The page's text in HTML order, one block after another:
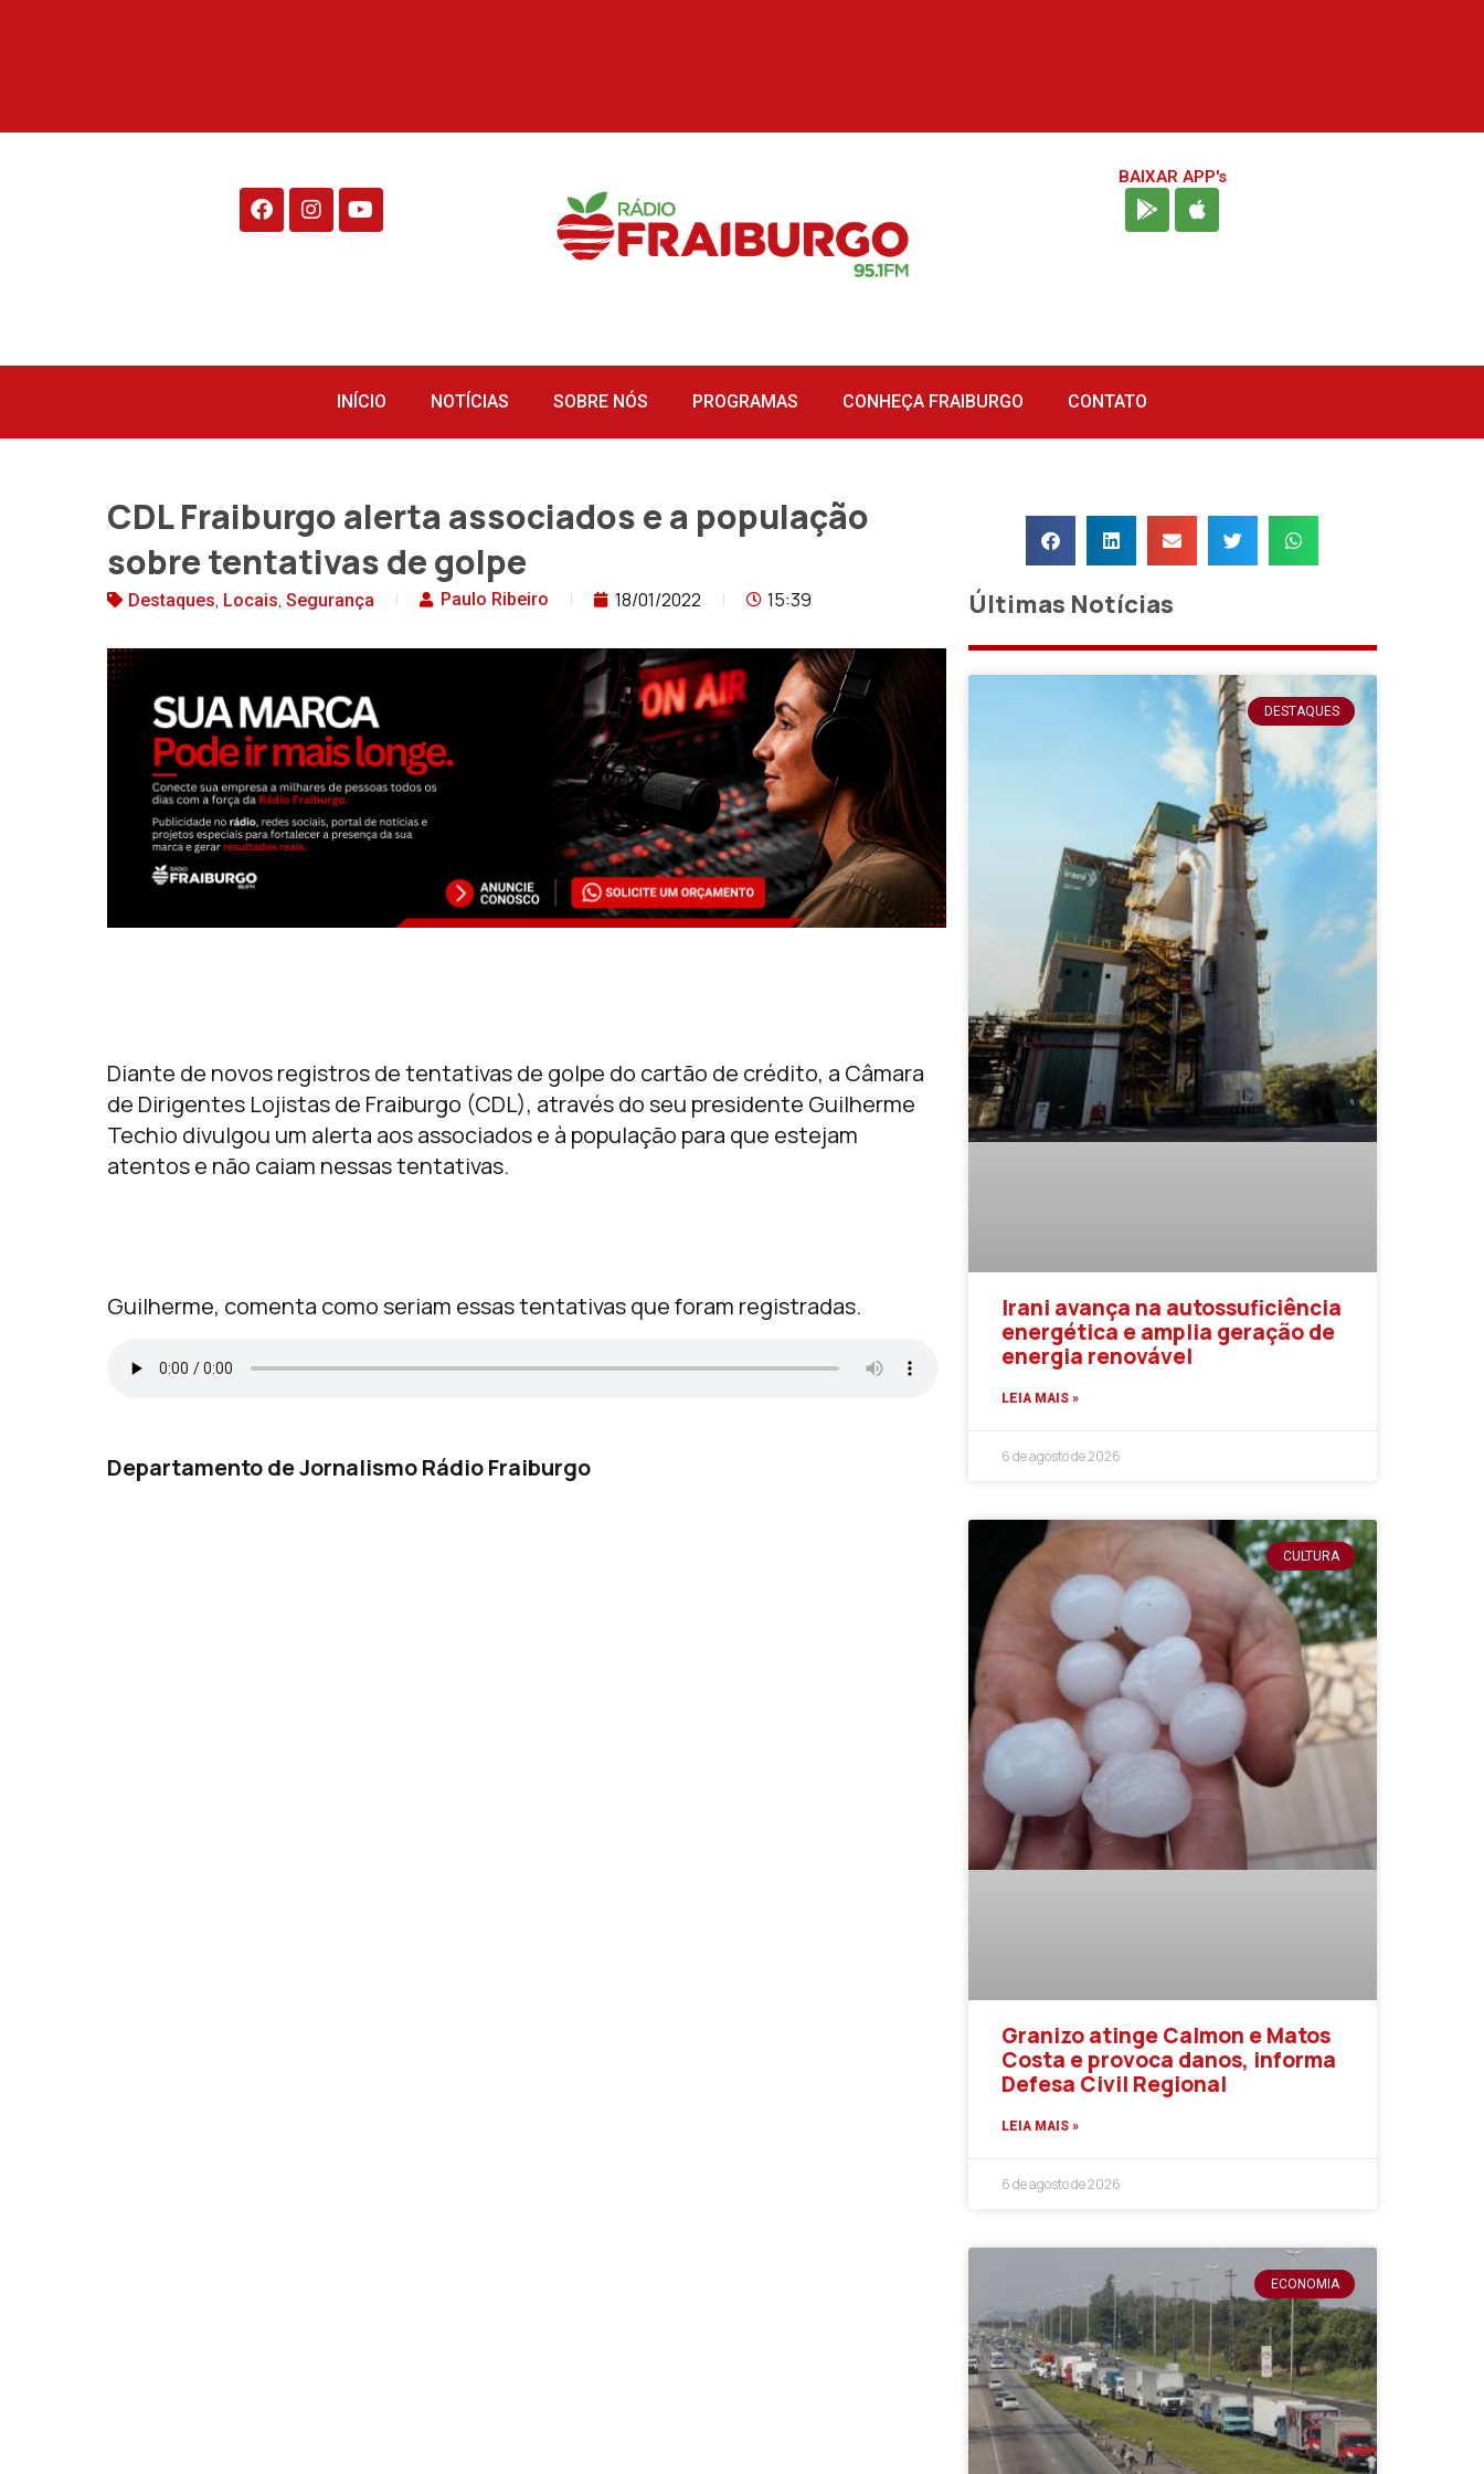
BAIXAR APP's
INÍCIO NOTÍCIAS SOBRE NÓS PROGRAMAS CONHEÇA FRAIBURGO CONTATO
CDL Fraiburgo alerta associados e a população
sobre tentativas de golpe
Destaques, Locais, Segurança Paulo Ribeiro 18/01/2022 15:39
Diante de novos registros de tentativas de golpe do cartão de crédito, a Câmara
de Dirigentes Lojistas de Fraiburgo (CDL), através do seu presidente Guilherme
Techio divulgou um alerta aos associados e à população para que estejam
atentos e não caiam nessas tentativas.
Guilherme, comenta como seriam essas tentativas que foram registradas.
Departamento de Jornalismo Rádio Fraiburgo
Últimas Notícias
DESTAQUES
Irani avança na autossuficiência
energética e amplia geração de
energia renovável
LEIA MAIS »
6 de agosto de 2026
CULTURA
Granizo atinge Calmon e Matos
Costa e provoca danos, informa
Defesa Civil Regional
LEIA MAIS »
6 de agosto de 2026
ECONOMIA